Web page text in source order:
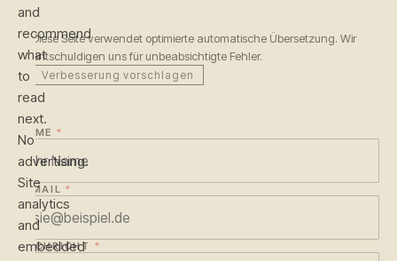
Diese Seite verwendet optimierte automatische Übersetzung. Wir
entschuldigen uns für unbeabsichtigte Fehler.
Verbesserung vorschlagen
NAME *
E-MAIL *
NACHRICHT *
and
recommend
what
to
read
next.
No
advertising.
Site
analytics
and
embedded